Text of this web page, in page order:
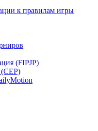
к правилам игры
(FIPJP)